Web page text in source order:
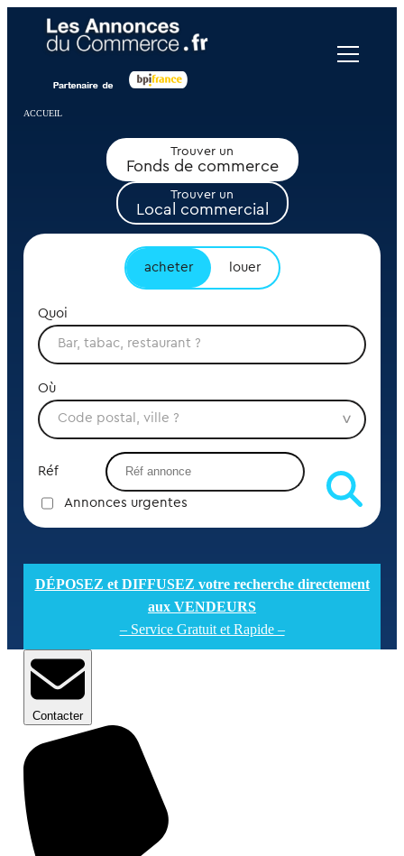
ACCUEIL
Trouver un
Fonds de commerce
Trouver un
Local commercial
acheter louer
Quoi
Où
Réf
Annonces urgentes
DÉPOSEZ et DIFFUSEZ votre recherche directement
aux VENDEURS
– Service Gratuit et Rapide –
Contacter
Panneau de gestion des cookies